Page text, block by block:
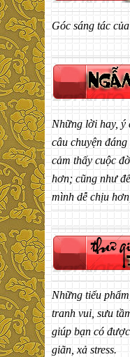
Góc sáng tác
Những lời hay, ý
câu chuyện
cảm thấy cuộc
hơn; cũng như
mình dễ chịu
Những tiểu
tranh vui, sưu
giúp bạn có
giãn, xả stress.